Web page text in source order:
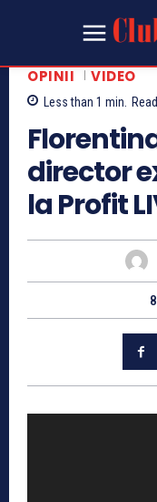
OPINII VIDEO
Less than 1 min. Read
director
la Profit